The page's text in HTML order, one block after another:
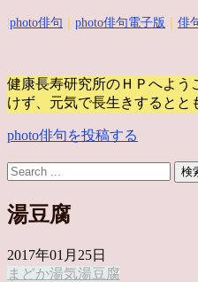
photo俳句 photo俳句電子版 俳
健康長寿研究所のＨＰへよう
けず、元気で長生きするとと
photo俳句を投稿する
湯豆腐
2017年01月25日
まどか湯気湯豆腐